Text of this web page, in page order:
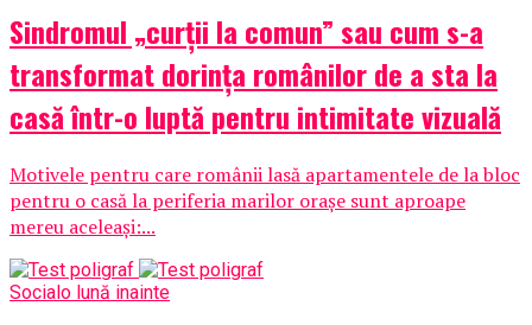
Sindromul „curții la comun” sau cum s-a
transformat dorința românilor de a sta la
casă într-o luptă pentru intimitate vizuală
Motivele pentru care românii lasă apartamentele de la bloc
pentru o casă la periferia marilor orașe sunt aproape
mereu aceleași:...
Socialo lună inainte